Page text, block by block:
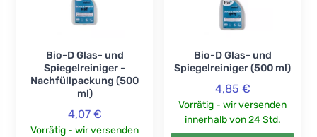
Bio-D Glas- und
Spiegelreiniger -
Nachfüllpackung (500
ml)
4,07 €
Vorrätig - wir versenden
Bio-D Glas- und
Spiegelreiniger (500 ml)
4,85 €
Vorrätig - wir versenden
innerhalb von 24 Std.